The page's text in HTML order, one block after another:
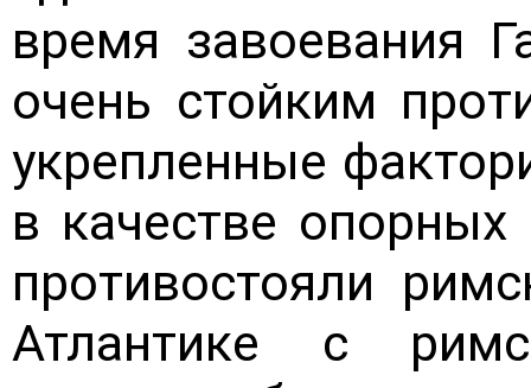
время завоевания
очень стойким
укрепленные
в качестве
противостояли
Атлантике с